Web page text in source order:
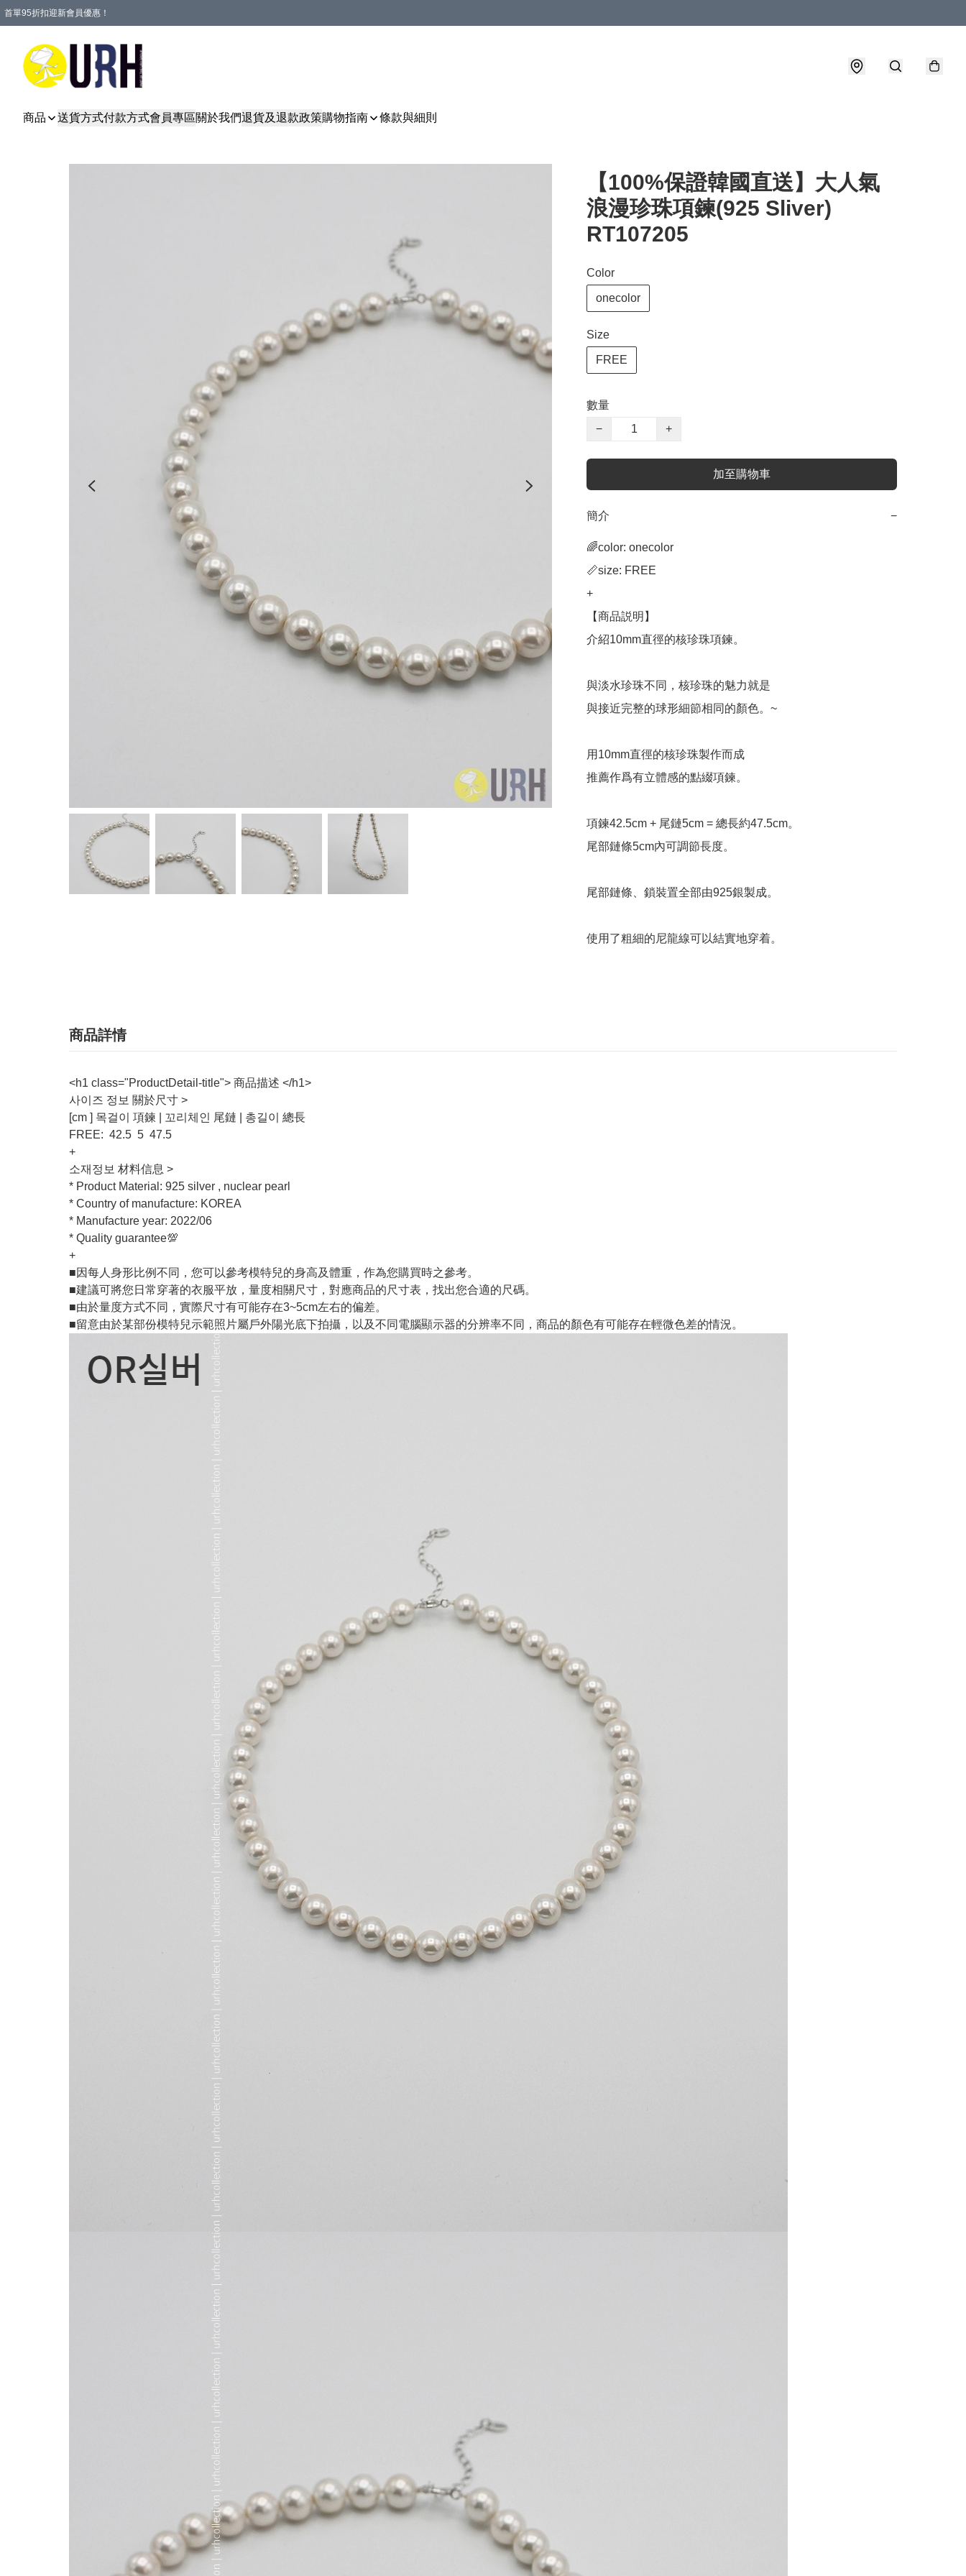
首單95折扣迎新會員優惠！
商品 送貨方式付款方式會員專區關於我們退貨及退款政策購物指南 條款與細則
【100%保證韓國直送】大人氣
浪漫珍珠項鍊(925 Sliver)
RT107205
Color
onecolor
Size
FREE
數量
−
+
加至購物車
簡介 −
🌈color: onecolor
📏size: FREE
+
【商品説明】
介紹10mm直徑的核珍珠項鍊。
與淡水珍珠不同，核珍珠的魅力就是
與接近完整的球形細節相同的顏色。~
用10mm直徑的核珍珠製作而成
推薦作爲有立體感的點綴項鍊。
項鍊42.5cm + 尾鏈5cm = 總長約47.5cm。
尾部鏈條5cm內可調節長度。
尾部鏈條、鎖裝置全部由925銀製成。
使用了粗細的尼龍線可以結實地穿着。
商品詳情
<h1 class="ProductDetail-title"> 商品描述 </h1>
사이즈 정보 關於尺寸 >
[cm ] 목걸이 項鍊 | 꼬리체인 尾鏈 | 총길이 總長
FREE: 42.5 5 47.5
+
소재정보 材料信息 >
* Product Material: 925 silver , nuclear pearl
* Country of manufacture: KOREA
* Manufacture year: 2022/06
* Quality guarantee💯
+
■因每人身形比例不同，您可以參考模特兒的身高及體重，作為您購買時之參考。
■建議可將您日常穿著的衣服平放，量度相關尺寸，對應商品的尺寸表，找出您合適的尺碼。
■由於量度方式不同，實際尺寸有可能存在3~5cm左右的偏差。
■留意由於某部份模特兒示範照片屬戶外陽光底下拍攝，以及不同電腦顯示器的分辨率不同，商品的顏色有可能存在輕微色差的情況。